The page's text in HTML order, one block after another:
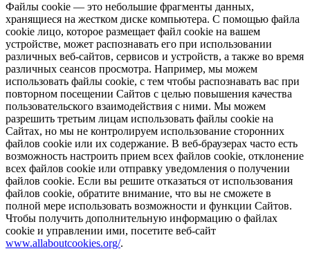
Файлы cookie — это небольшие фрагменты данных,
хранящиеся на жестком диске компьютера. С помощью файла
cookie лицо, которое размещает файл cookie на вашем
устройстве, может распознавать его при использовании
различных веб-сайтов, сервисов и устройств, а также во время
различных сеансов просмотра. Например, мы можем
использовать файлы cookie, с тем чтобы распознавать вас при
повторном посещении Сайтов с целью повышения качества
пользовательского взаимодействия с ними. Мы можем
разрешить третьим лицам использовать файлы cookie на
Сайтах, но мы не контролируем использование сторонних
файлов cookie или их содержание. В веб-браузерах часто есть
возможность настроить прием всех файлов cookie, отклонение
всех файлов cookie или отправку уведомления о получении
файлов cookie. Если вы решите отказаться от использования
файлов cookie, обратите внимание, что вы не сможете в
полной мере использовать возможности и функции Сайтов.
Чтобы получить дополнительную информацию о файлах
cookie и управлении ими, посетите веб-сайт
www.allaboutcookies.org/.